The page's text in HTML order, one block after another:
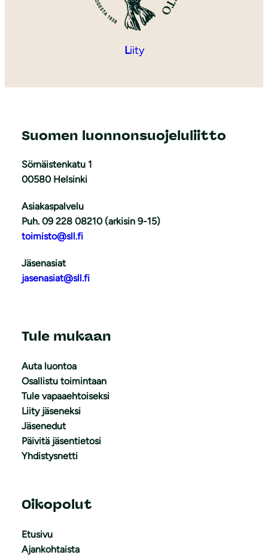
Liity
Suomen luonnonsuojeluliitto
Sörnäistenkatu 1
00580 Helsinki
Asiakaspalvelu
Puh. 09 228 08210 (arkisin 9-15)
toimisto@sll.fi
Jäsenasiat
jasenasiat@sll.fi
Tule mukaan
Auta luontoa
Osallistu toimintaan
Tule vapaaehtoiseksi
Liity jäseneksi
Jäsenedut
Päivitä jäsentietosi
Yhdistysnetti
Oikopolut
Etusivu
Ajankohtaista